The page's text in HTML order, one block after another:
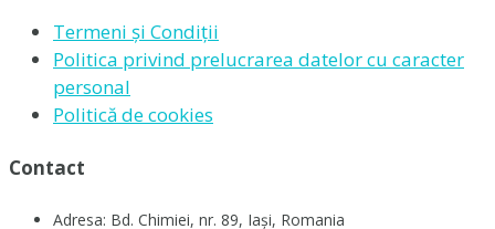
Termeni și Condiții
Politica privind prelucrarea datelor cu caracter
personal
Politică de cookies
Contact
Adresa: Bd. Chimiei, nr. 89, Iași, Romania